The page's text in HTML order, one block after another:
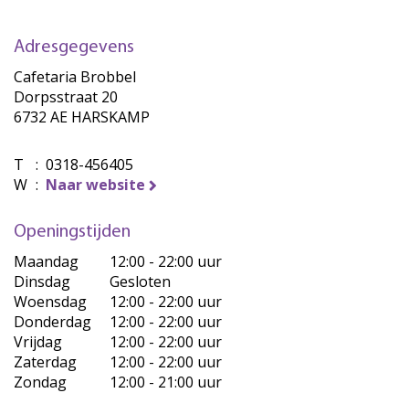
Adresgegevens
Cafetaria Brobbel
Dorpsstraat 20
6732 AE HARSKAMP
T : 0318-456405
W : Naar website
Openingstijden
Maandag
12:00 - 22:00 uur
Dinsdag
Gesloten
Woensdag
12:00 - 22:00 uur
Donderdag
12:00 - 22:00 uur
Vrijdag
12:00 - 22:00 uur
Zaterdag
12:00 - 22:00 uur
Zondag
12:00 - 21:00 uur